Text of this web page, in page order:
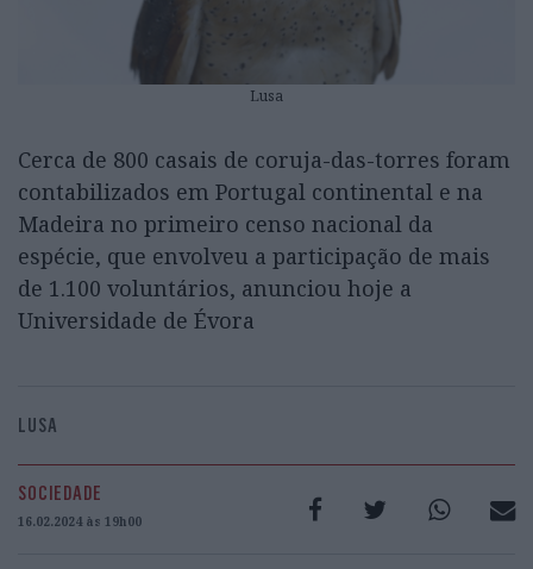
Lusa
Cerca de 800 casais de coruja-das-torres foram
contabilizados em Portugal continental e na
Madeira no primeiro censo nacional da
espécie, que envolveu a participação de mais
de 1.100 voluntários, anunciou hoje a
Universidade de Évora
LUSA
SOCIEDADE
16.02.2024 às 19h00